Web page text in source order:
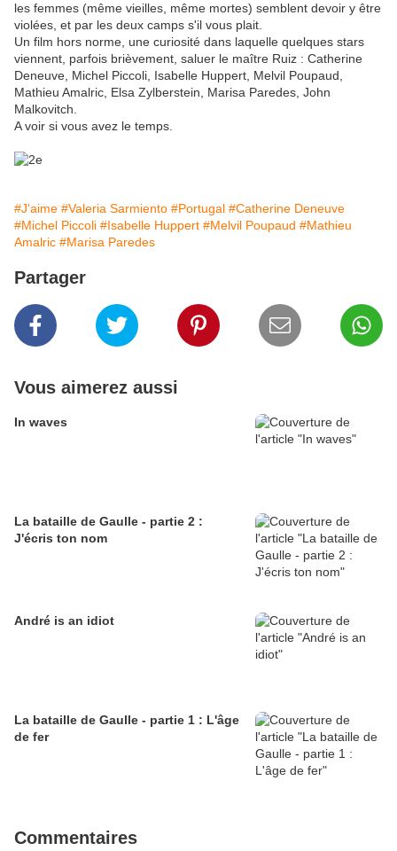
les femmes (même vieilles, même mortes) semblent devoir y être
violées, et par les deux camps s'il vous plait.
Un film hors norme, une curiosité dans laquelle quelques stars
viennent, parfois brièvement, saluer le maître Ruiz : Catherine
Deneuve, Michel Piccoli, Isabelle Huppert, Melvil Poupaud,
Mathieu Amalric, Elsa Zylberstein, Marisa Paredes, John
Malkovitch.
A voir si vous avez le temps.
#J'aime #Valeria Sarmiento #Portugal #Catherine Deneuve
#Michel Piccoli #Isabelle Huppert #Melvil Poupaud #Mathieu
Amalric #Marisa Paredes
Partager
Vous aimerez aussi
In waves
La bataille de Gaulle - partie 2 :
J'écris ton nom
André is an idiot
La bataille de Gaulle - partie 1 : L'âge
de fer
Commentaires